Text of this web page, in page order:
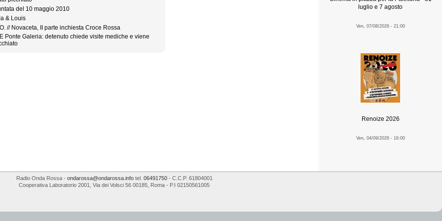
del 10 maggio 2010
& Louis
// Novaceta, II parte inchiesta Croce Rossa
Ponte Galeria: detenuto chiede visite mediche e viene
luglio e 7 agosto
Ven, 07/08/2026 - 21:00
Renoize 2026
Ven, 04/09/2026 - 16:00
Radio Onda Rossa- ondarossa@ondarossa.infotel. 06491750- C.C.P. 61804001
Cooperativa Laboratorio 2001
Via dei Volsci 56 00185 Roma - P.I 02150561005